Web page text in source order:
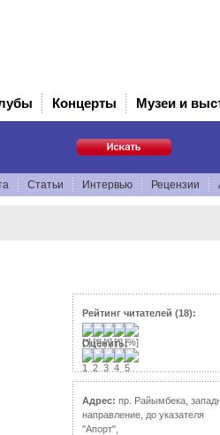
Концерты Музеи и
Статьи Интервью Рецензии
Рейтинг читателей (18):
Оценить:
Адрес: пр. Райымбека,
направление, до указателя
"Апорт",